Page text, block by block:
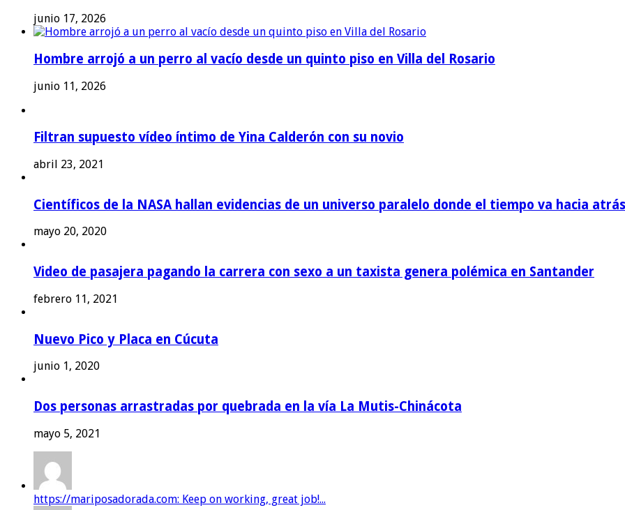
junio 17, 2026
Hombre arrojó a un perro al vacío desde un quinto piso en Villa del Rosario
junio 11, 2026
Filtran supuesto vídeo íntimo de Yina Calderón con su novio
abril 23, 2021
Científicos de la NASA hallan evidencias de un universo paralelo donde el tiempo va hacia atrás
mayo 20, 2020
Video de pasajera pagando la carrera con sexo a un taxista genera polémica en Santander
febrero 11, 2021
Nuevo Pico y Placa en Cúcuta
junio 1, 2020
Dos personas arrastradas por quebrada en la vía La Mutis-Chinácota
mayo 5, 2021
https://mariposadorada.com: Keep on working, great job!...